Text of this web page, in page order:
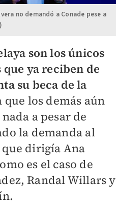
no demandó a Conade pese a
son los únicos
que ya reciben de
su beca de la
que los demás aún
a pesar de
la demanda al
dirigía Ana
es el caso de
Randal Willars y